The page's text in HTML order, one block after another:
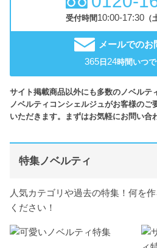
受付時間10:00-17:30（
メールでのお
365日24時間いつ
サイト掲載商品以外にも多数のノベルテ
ノベルティコンシェルジュがお客様のご
いただきます。まずはお気軽にお問い合
特集ノベルティ
人気カテゴリや過去の特集！何を
ください！